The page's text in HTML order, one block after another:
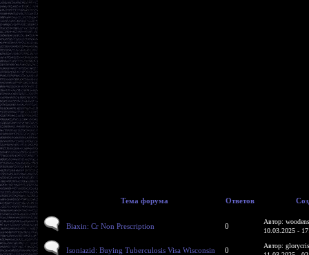
Тема форума Ответов
Biaxin: Cr Non Prescription 0
Автор:
10.03.2025 -
Isoniazid: Buying Tuberculosis Visa Wisconsin 0
Автор: